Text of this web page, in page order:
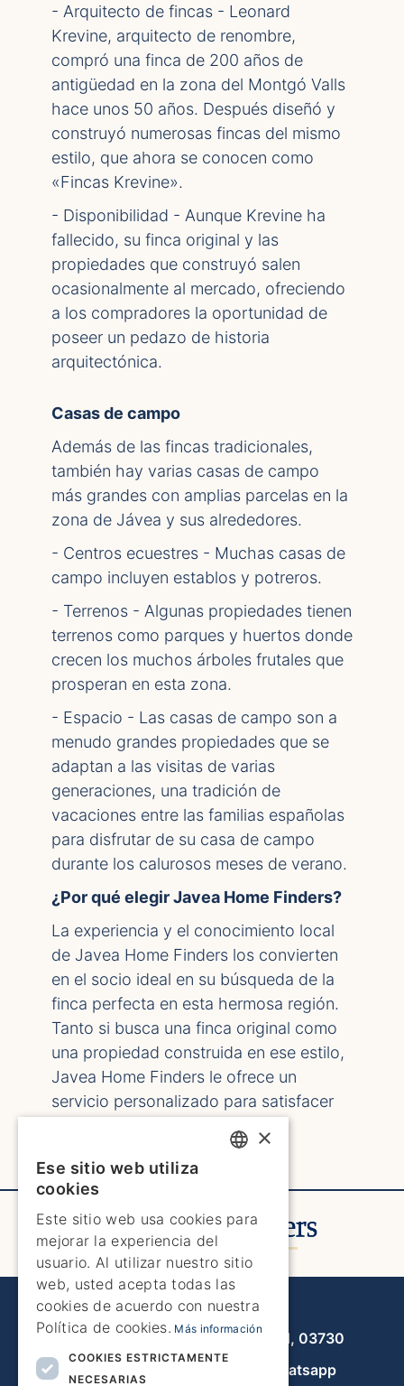
- Arquitecto de fincas - Leonard
Krevine, arquitecto de renombre,
compró una finca de 200 años de
antigüedad en la zona del Montgó Valls
hace unos 50 años. Después diseñó y
construyó numerosas fincas del mismo
estilo, que ahora se conocen como
«Fincas Krevine».
- Disponibilidad - Aunque Krevine ha
fallecido, su finca original y las
propiedades que construyó salen
ocasionalmente al mercado, ofreciendo
a los compradores la oportunidad de
poseer un pedazo de historia
arquitectónica.
Casas de campo
Además de las fincas tradicionales,
también hay varias casas de campo
más grandes con amplias parcelas en la
zona de Jávea y sus alrededores.
- Centros ecuestres - Muchas casas de
campo incluyen establos y potreros.
- Terrenos - Algunas propiedades tienen
terrenos como parques y huertos donde
crecen los muchos árboles frutales que
prosperan en esta zona.
- Espacio - Las casas de campo son a
menudo grandes propiedades que se
adaptan a las visitas de varias
generaciones, una tradición de
vacaciones entre las familias españolas
para disfrutar de su casa de campo
durante los calurosos meses de verano.
¿Por qué elegir Javea Home Finders?
La experiencia y el conocimiento local
de Javea Home Finders los convierten
en el socio ideal en su búsqueda de la
finca perfecta en esta hermosa región.
Tanto si busca una finca original como
una propiedad construida en ese estilo,
Javea Home Finders le ofrece un
servicio personalizado para satisfacer
Javea Home Finders
Avenida de la Libertad 19, local 11, 03730
Whatsapp
SPANISH
GERMAN
FRENCH
×
Ese sitio web utiliza
cookies
Este sitio web usa cookies para
mejorar la experiencia del
usuario. Al utilizar nuestro sitio
web, usted acepta todas las
cookies de acuerdo con nuestra
Política de cookies. Más información
COOKIES ESTRICTAMENTE
NECESARIAS